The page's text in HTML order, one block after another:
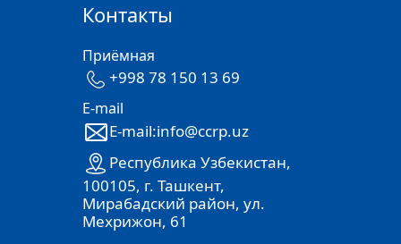
Контакты
Приёмная
+998 78 150 13 69
E-mail
E-mail:info@ccrp.uz
Республика Узбекистан,
100105, г. Ташкент,
Мирабадский район, ул.
Мехрижон, 61